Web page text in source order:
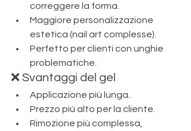
correggere la forma.
Maggiore personalizzazione
estetica (nail art complesse).
Perfetto per clienti con unghie
problematiche.
❌ Svantaggi del gel
Applicazione più lunga.
Prezzo più alto per la cliente.
Rimozione più complessa,